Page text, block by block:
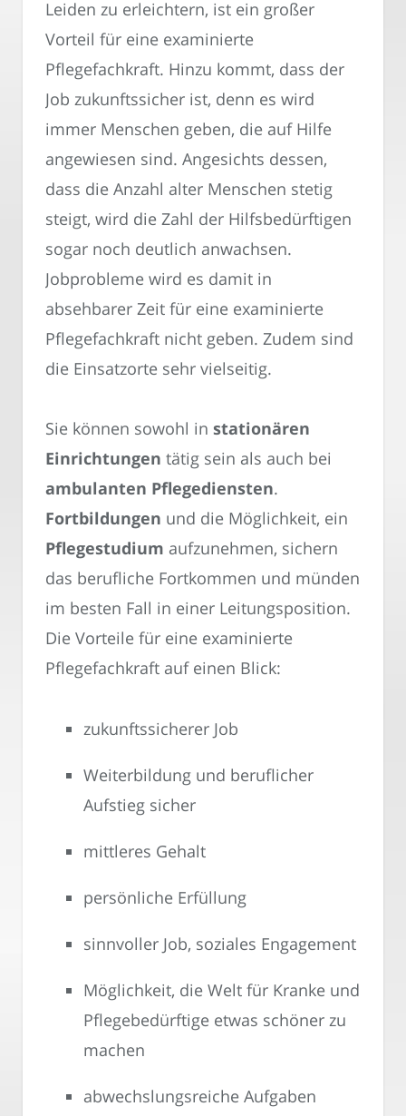
Leiden zu erleichtern, ist ein großer
Vorteil für eine examinierte
Pflegefachkraft. Hinzu kommt, dass der
Job zukunftssicher ist, denn es wird
immer Menschen geben, die auf Hilfe
angewiesen sind. Angesichts dessen,
dass die Anzahl alter Menschen stetig
steigt, wird die Zahl der Hilfsbedürftigen
sogar noch deutlich anwachsen.
Jobprobleme wird es damit in
absehbarer Zeit für eine examinierte
Pflegefachkraft nicht geben. Zudem sind
die Einsatzorte sehr vielseitig.
Sie können sowohl in stationären
Einrichtungen tätig sein als auch bei
ambulanten Pflegediensten.
Fortbildungen und die Möglichkeit, ein
Pflegestudium aufzunehmen, sichern
das berufliche Fortkommen und münden
im besten Fall in einer Leitungsposition.
Die Vorteile für eine examinierte
Pflegefachkraft auf einen Blick:
zukunftssicherer Job
Weiterbildung und beruflicher
Aufstieg sicher
mittleres Gehalt
persönliche Erfüllung
sinnvoller Job, soziales Engagement
Möglichkeit, die Welt für Kranke und
Pflegebedürftige etwas schöner zu
machen
abwechslungsreiche Aufgaben